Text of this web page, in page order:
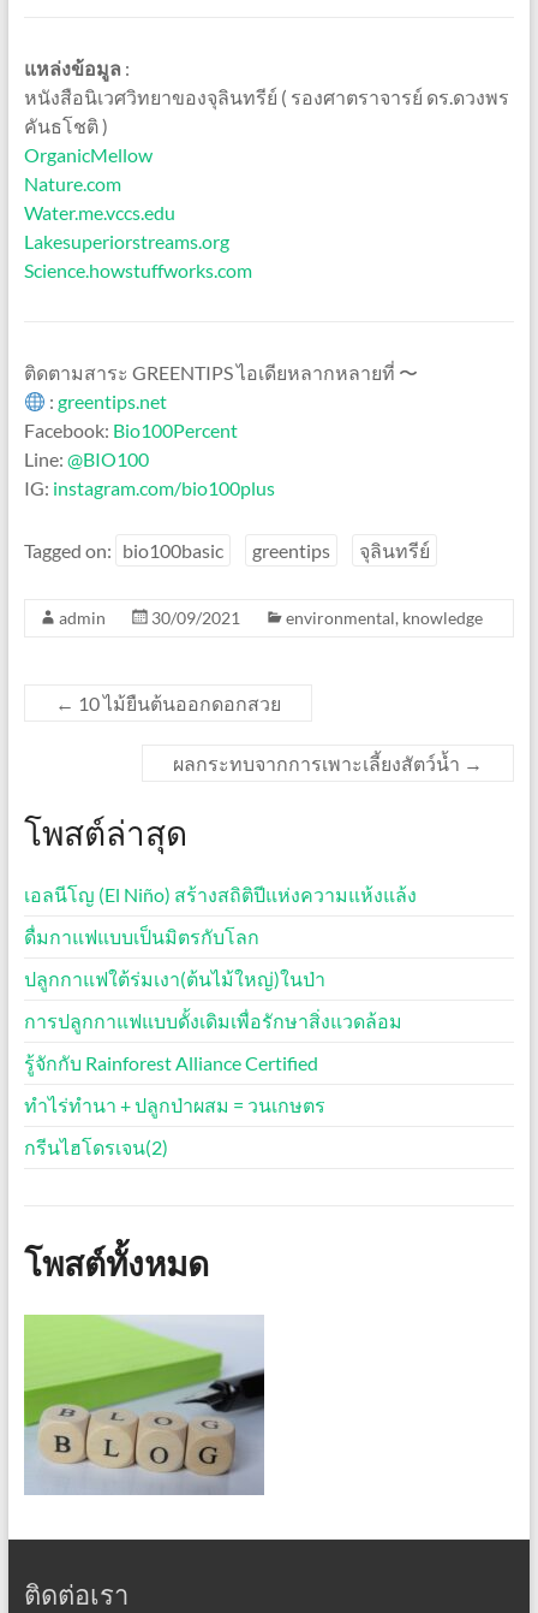
แหล่งข้อมูล :
หนังสือนิเวศวิทยาของจุลินทรีย์ ( รองศาตราจารย์ ดร.ดวงพร
คันธโชติ )
OrganicMellow
Nature.com
Water.me.vccs.edu
Lakesuperiorstreams.org
Science.howstuffworks.com
ติดตามสาระ GREENTIPS ไอเดียหลากหลายที่ 〜
: greentips.net
Facebook: Bio100Percent
Line: @BIO100
IG: instagram.com/bio100plus
Tagged on: bio100basic greentips จุลินทรีย์
admin 30/09/2021 environmental, knowledge
← 10 ไม้ยืนต้นออกดอกสวย
ผลกระทบจากการเพาะเลี้ยงสัตว์น้ำ →
โพสต์ล่าสุด
เอลนีโญ (El Niño) สร้างสถิติปีแห่งความแห้งแล้ง
ดื่มกาแฟแบบเป็นมิตรกับโลก
ปลูกกาแฟใต้ร่มเงา(ต้นไม้ใหญ่)ในป่า
การปลูกกาแฟแบบดั้งเดิมเพื่อรักษาสิ่งแวดล้อม
รู้จักกับ Rainforest Alliance Certified
ทำไร่ทำนา + ปลูกป่าผสม = วนเกษตร
กรีนไฮโดรเจน(2)
โพสต์ทั้งหมด
ติดต่อเรา